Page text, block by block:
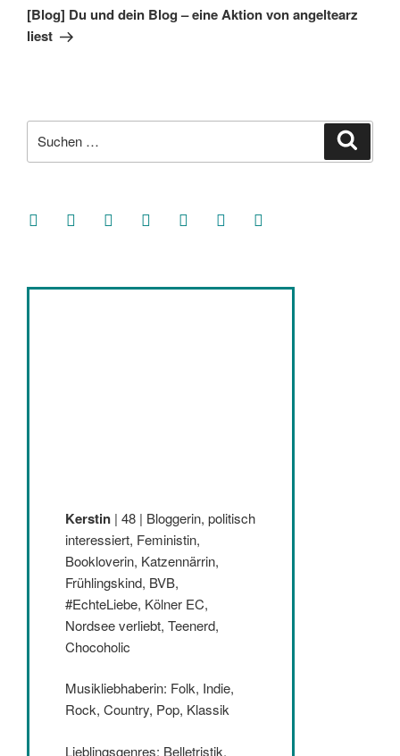
Beitrag
[Blog] Du und dein Blog – eine Aktion von angeltearz
liest
nach:
facebooksoundcloud
twitter mastodoninstagramthreads goodreads
Kerstin | 48 | Bloggerin, politisch
interessiert, Feministin,
Bookloverin, Katzennärrin,
Frühlingskind, BVB,
#EchteLiebe, Kölner EC,
Nordsee verliebt, Teenerd,
Chocoholic
Musikliebhaberin: Folk, Indie,
Rock, Country, Pop, Klassik
Lieblingsgenres: Belletristik,